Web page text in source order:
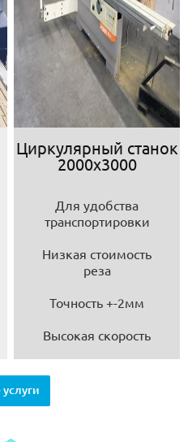
Циркулярный станок
2000х3000
Для удобства
транспортировки
Низкая стоимость
реза
Точность +-2мм
Высокая скорость
услуги